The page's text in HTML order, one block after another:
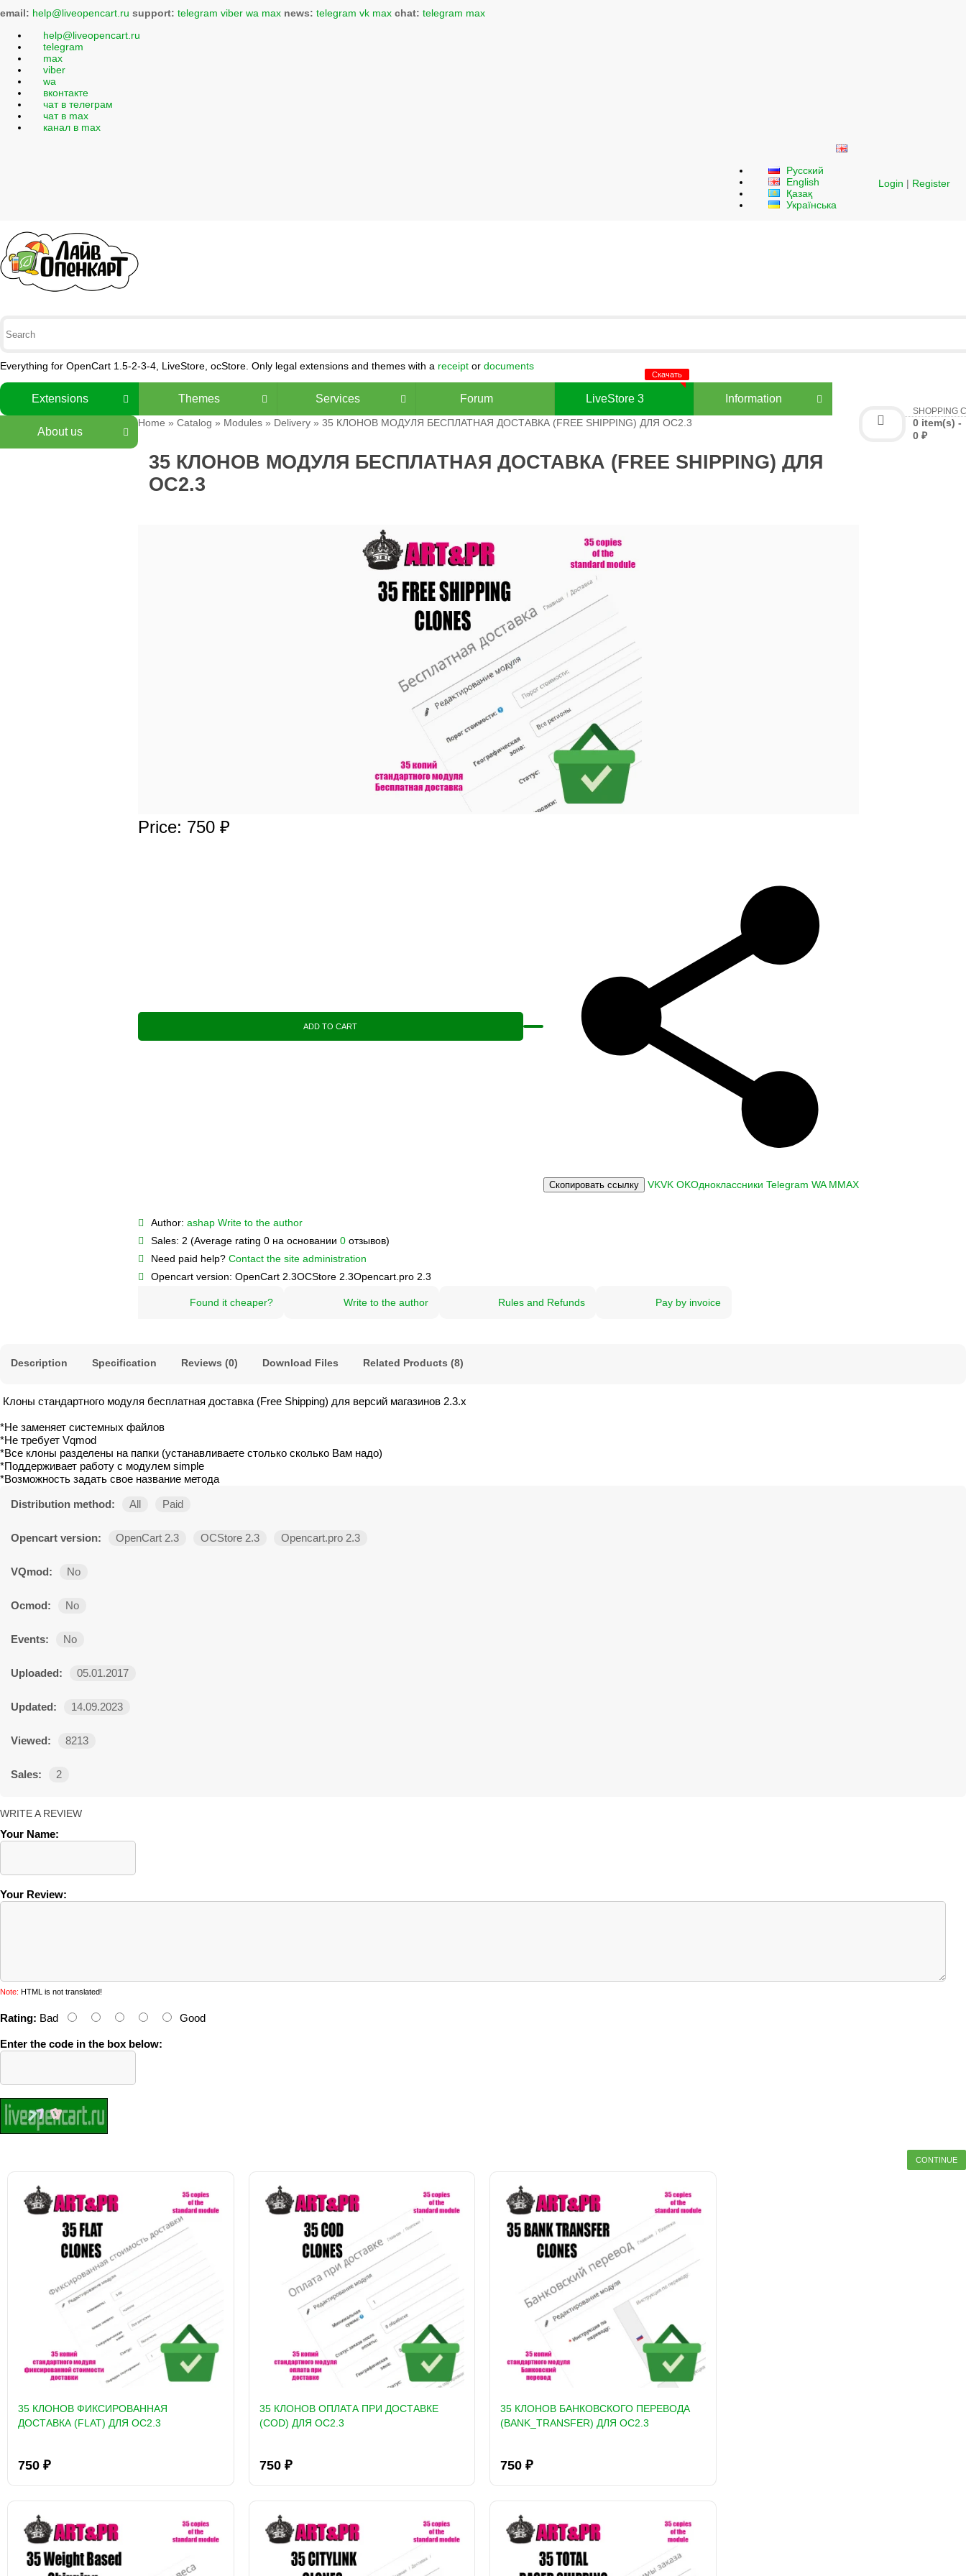
email: help@liveopencart.ru support: telegram viber wa max news: telegram vk max chat: telegram max
help@liveopencart.ru
telegram
max
viber
wa
вконтакте
чат в телеграм
чат в max
канал в max
Русский
English
Қазақ
Українська
Login | Register
Everything for OpenCart 1.5-2-3-4, LiveStore, ocStore. Only legal extensions and themes with a receipt or documents
SHOPPING
0 item(s) -
0 ₽
Extensions Themes Services Forum LiveStore 3 Information
About us
Home » Catalog » Modules» Delivery» 35 КЛОНОВ МОДУЛЯ БЕСПЛАТНАЯ ДОСТАВКА (FREE SHIPPING) ДЛЯ OC2.3
35 КЛОНОВ МОДУЛЯ БЕСПЛАТНАЯ ДОСТАВКА (FREE SHIPPING) ДЛЯ
OC2.3
Price: 750 ₽
ADD TO CART
Скопировать ссылку VKVK OKОдноклассники Telegram WA MMAX
Author: ashap Write to the author
Sales: 2 (Average rating 0 на основании 0отзывов)
Need paid help? Contact the site administration
Opencart version: OpenCart 2.3OCStore 2.3Opencart.pro 2.3
Found it cheaper? Write to the author Rules and Refunds Pay by invoice
Description Specification Reviews (0) Download Files Related Products (8)
Клоны стандартного модуля бесплатная доставка (Free Shipping) для версий магазинов 2.3.x
*Не заменяет системных файлов
*Не требует Vqmod
*Все клоны разделены на папки (устанавливаете столько сколько Вам надо)
*Поддерживает работу с модулем simple
*Возможность задать свое название метода
Distribution method: All Paid
Opencart version: OpenCart 2.3 OCStore 2.3 Opencart.pro 2.3
VQmod: No
Ocmod: No
Events: No
Uploaded: 05.01.2017
Updated: 14.09.2023
Viewed: 8213
Sales: 2
WRITE A REVIEW
Your Name:
Your Review:
Note: HTML is not translated!
Rating: Bad Good
Enter the code in the box below:
CONTINUE
35 КЛОНОВ ФИКСИРОВАННАЯ
ДОСТАВКА (FLAT) ДЛЯ OC2.3
750 ₽
35 КЛОНОВ ОПЛАТА ПРИ ДОСТАВКЕ
(COD) ДЛЯ OC2.3
750 ₽
35 КЛОНОВ БАНКОВСКОГО ПЕРЕВОДА
(BANK_TRANSFER) ДЛЯ OC2.3
750 ₽